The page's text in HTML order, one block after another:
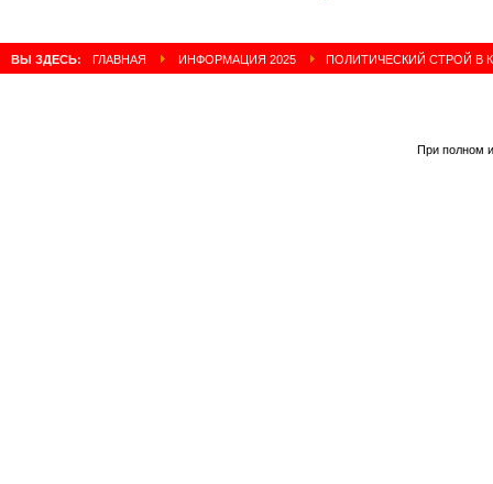
ВЫ ЗДЕСЬ: ГЛАВНАЯ ИНФОРМАЦИЯ 2025 ПОЛИТИЧЕСКИЙ СТРОЙ В
При полном